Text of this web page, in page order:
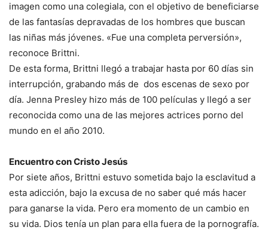
imagen como una colegiala, con el objetivo de beneficiarse
de las fantasías depravadas de los hombres que buscan
las niñas más jóvenes. «Fue una completa perversión»,
reconoce Brittni.
De esta forma, Brittni llegó a trabajar hasta por 60 días sin
interrupción, grabando más de dos escenas de sexo por
día. Jenna Presley hizo más de 100 películas y llegó a ser
reconocida como una de las mejores actrices porno del
mundo en el año 2010.
Encuentro con Cristo Jesús
Por siete años, Brittni estuvo sometida bajo la esclavitud a
esta adicción, bajo la excusa de no saber qué más hacer
para ganarse la vida. Pero era momento de un cambio en
su vida. Dios tenía un plan para ella fuera de la pornografía.